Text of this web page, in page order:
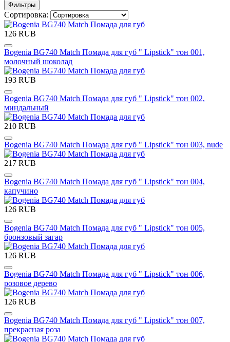
Фильтры
Сортировка:
126 RUB
Bogenia BG740 Match Помада для губ " Lipstick" тон 001,
молочный шоколад
193 RUB
Bogenia BG740 Match Помада для губ " Lipstick" тон 002,
миндальный
210 RUB
Bogenia BG740 Match Помада для губ " Lipstick" тон 003, nude
217 RUB
Bogenia BG740 Match Помада для губ " Lipstick" тон 004,
капучино
126 RUB
Bogenia BG740 Match Помада для губ " Lipstick" тон 005,
бронзовый загар
126 RUB
Bogenia BG740 Match Помада для губ " Lipstick" тон 006,
розовое дерево
126 RUB
Bogenia BG740 Match Помада для губ " Lipstick" тон 007,
прекрасная роза